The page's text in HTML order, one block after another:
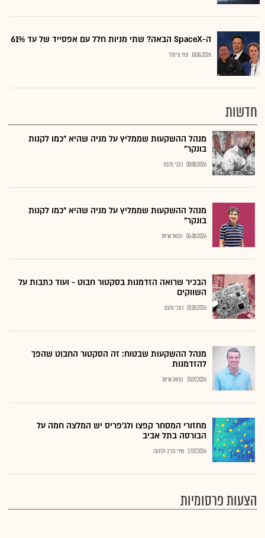
ה-SpaceX הבאה? שתי מניות חלל עם אפסייד של עד 61%
18.06.2026 צחי גרינולד
חדשות
מנהל ההשקעות שממליץ על מניה שהיא "כמו לקנות
בונקר"
08.08.2026 כתבי גלובס
מנהל ההשקעות שממליץ על מניה שהיא "כמו לקנות
בונקר"
04.08.2026 נתנאל אריאל
הבכיר שרואה הזדמנות בסקטור חבוט - ועוד כתבות על
השווקים
01.08.2026 כתבי גלובס
מנהל ההשקעות שבטוח: זה הסקטור החבוט שהפך
להזדמנות
28.07.2026 נתנאל אריאל
מחזורי המסחר קפצו ולג'פריס יש המלצה חמה על
הבורסה בתל אביב
27.07.2026 שירי חביב-ולדהורן
הצעות פרסומיות